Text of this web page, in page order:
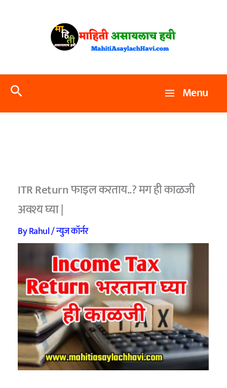
Search Menu
ITR Return फाइल करताय..? मग ही काळजी
अवश्य घ्या |
ByRahul/न्युज कॉर्नर